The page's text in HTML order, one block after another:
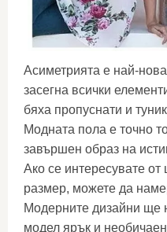
Асиметрията е най-
засегна всички
бяха пропуснати и
Модната пола е точно
завършен образ на
Ако се интересувате
размер, можете да
Модерните дизайни ще
модел ярък и